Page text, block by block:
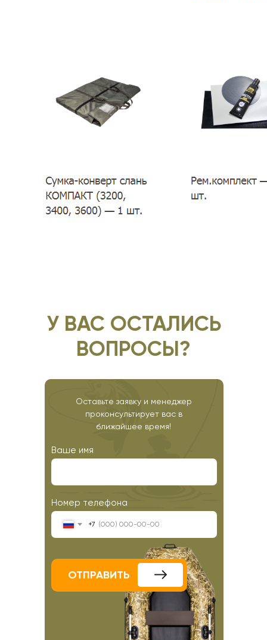
У ВАС ОСТАЛИСЬ
ВОПРОСЫ?
Оставьте заявку и менеджер
проконсультирует вас в
ближайшее время!
ОТПРАВИТЬ
Ваше имя
Номер телефона
+7